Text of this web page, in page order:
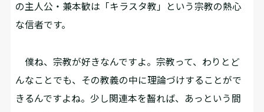
の主人公・兼本歓は「キラスタ教」という宗教の熱心
な信者です。
僕ね、宗教が好きなんですよ。宗教って、わりとど
んなことでも、その教義の中に理論づけすることがで
きるんですよね。少し関連本を齧れば、あっという間